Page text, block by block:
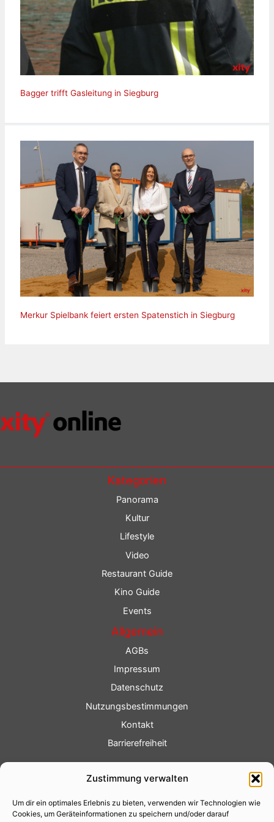
Zustimmung verwalten
Um dir ein optimales Erlebnis zu bieten, verwenden wir Technologien wie
Cookies, um Geräteinformationen zu speichern und/oder darauf
Bagger trifft Gasleitung in Siegburg
Merkur Spielbank feiert ersten Spatenstich in Siegburg
Kategorien
Panorama
Kultur
Lifestyle
Video
Restaurant Guide
Kino Guide
Events
Allgemein
AGBs
Impressum
Datenschutz
Nutzungsbestimmungen
Kontakt
Barrierefreiheit
Fotoservice
Videoservice